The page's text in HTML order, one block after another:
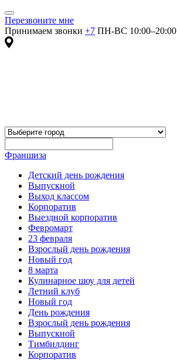
Перезвоните мне
Принимаем звонки +7 ПН-ВС 10:00–20:00
Франшиза
Детский день рождения
Выпускной
Выход классом
Корпоратив
Выездной корпоратив
Февромарт
23 февраля
Взрослый день рождения
Новый год
8 марта
Кулинарное шоу для детей
Летний клуб
Новый год
День рождения
Взрослый день рождения
Выпускной
Тимбилдинг
Корпоратив